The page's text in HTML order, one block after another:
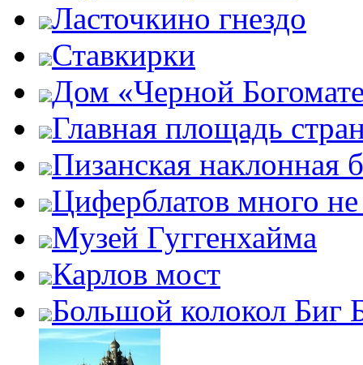
Ласточкино гнездо
Ставкирки
Дом «Черной
Главная площадь
Пизанская наклонная
Циферблатов много
Музей Гуггенхайма
Карлов мост
Большой колокол Биг